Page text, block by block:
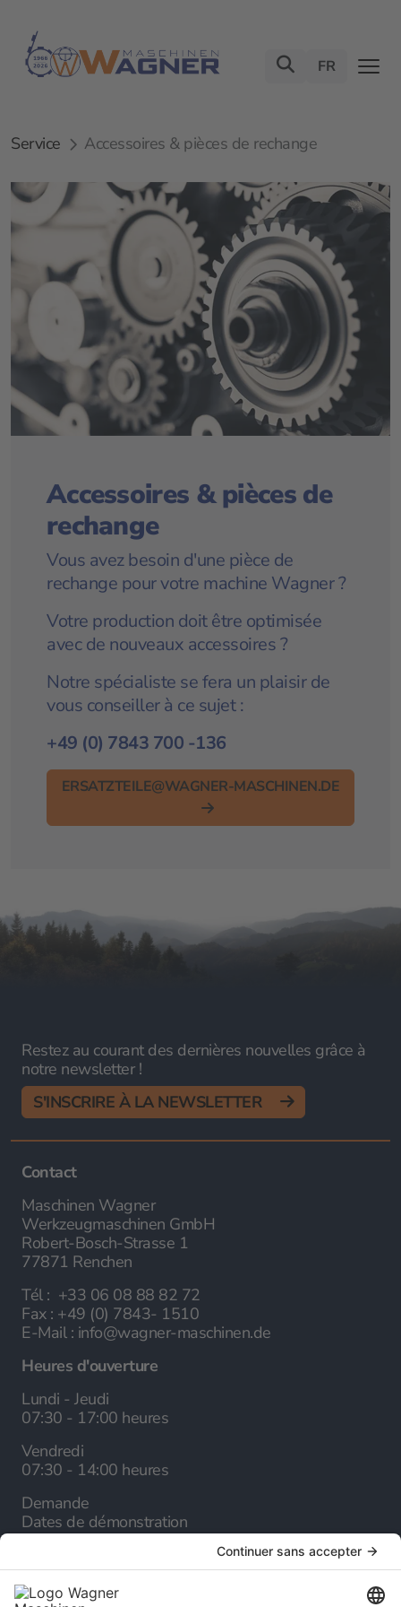
FR
Service Accessoires & pièces de rechange
Accessoires & pièces de
rechange
Vous avez besoin d'une pièce de
rechange pour votre machine Wagner ?
Votre production doit être optimisée
avec de nouveaux accessoires ?
Notre spécialiste se fera un plaisir de
vous conseiller à ce sujet :
+49 (0) 7843 700 -136
ERSATZTEILE@WAGNER-MASCHINEN.DE
Restez au courant des dernières nouvelles grâce à
notre newsletter !
S'INSCRIRE À LA NEWSLETTER
Contact
Maschinen Wagner
Werkzeugmaschinen GmbH
Robert-Bosch-Strasse 1
77871 Renchen
Tél : +33 06 08 88 82 72
Fax : +49 (0) 7843- 1510
E-Mail : info@wagner-maschinen.de
Heures d'ouverture
Lundi - Jeudi
07:30 - 17:00 heures
Vendredi
07:30 - 14:00 heures
Demande
Dates de démonstration
A propos de nous